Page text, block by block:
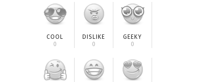
COOL
0
DISLIKE
0
GEEKY
0